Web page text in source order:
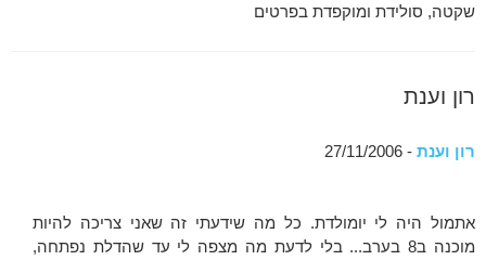
שקטה, סולידת ומוקפדת בפרטים
רון וענת
רון וענת - 27/11/2006
אתמול היה לי יומולדת. כל מה שידעתי זה שאני צריכה להיות
מוכנה ב8 בערב... בלי לדעת מה מצפה לי עד שהדלת נפתחה,